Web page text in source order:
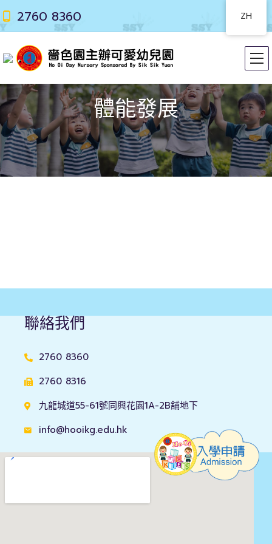
2760 8360
體能發展
聯絡我們
2760 8360
2760 8316
九龍城道55-61號同興花園1A-2B舖地下
info@hooikg.edu.hk
ZH